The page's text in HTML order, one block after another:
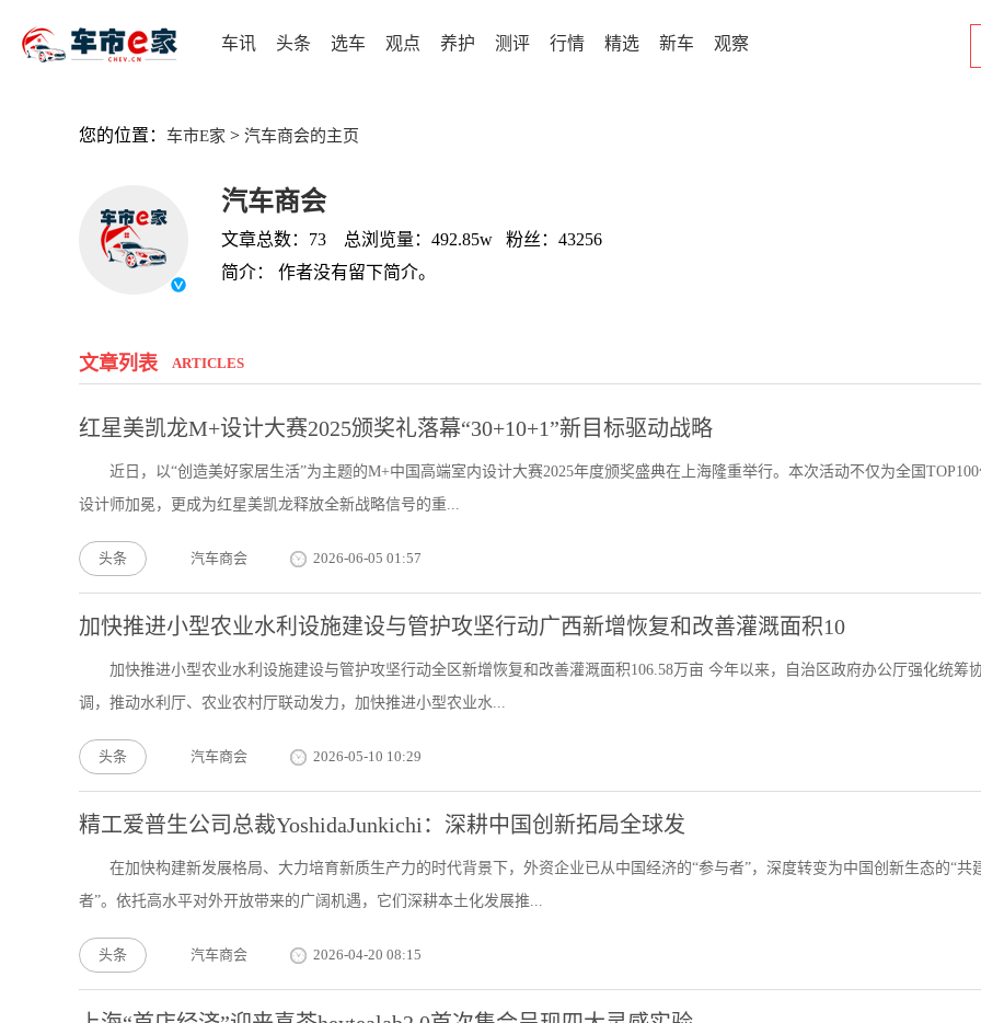
车讯 头条 选车 观点 养护 测评 行情 精选 新车 观察
您的位置： 车市E家 > 汽车商会的主页
汽车商会
文章总数：73 总浏览量：492.85w 粉丝：43256
简介： 作者没有留下简介。
文章列表 ARTICLES
红星美凯龙M+设计大赛2025颁奖礼落幕“30+10+1”新目标驱动战略
近日，以“创造美好家居生活”为主题的M+中国高端室内设计大赛2025年度颁奖盛典在上海隆重举行。本次活动不仅为全国
设计师加冕，更成为红星美凯龙释放全新战略信号的重...
头条 汽车商会 2026-06-05 01:57
加快推进小型农业水利设施建设与管护攻坚行动广西新增恢复和改善灌溉面积10
加快推进小型农业水利设施建设与管护攻坚行动全区新增恢复和改善灌溉面积106.58万亩 今年以来，自治区政府办公厅强化统筹
调，推动水利厅、农业农村厅联动发力，加快推进小型农业水...
头条 汽车商会 2026-05-10 10:29
精工爱普生公司总裁YoshidaJunkichi：深耕中国创新拓局全球发
在加快构建新发展格局、大力培育新质生产力的时代背景下，外资企业已从中国经济的“参与者”，深度转变为中国创新生态的“共
者”。依托高水平对外开放带来的广阔机遇，它们深耕本土化发展推...
头条 汽车商会 2026-04-20 08:15